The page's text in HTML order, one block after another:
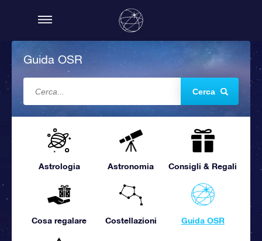
Guida OSR
Cerca
Astrologia Astronomia Consigli & Regali
Cosa regalare Costellazioni Guida OSR